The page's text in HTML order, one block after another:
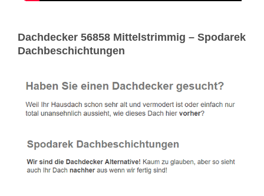
Dachdecker 56858 Mittelstrimmig – Spodarek
Dachbeschichtungen